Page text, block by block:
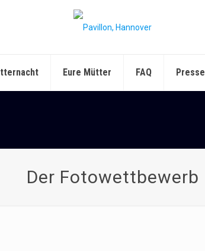
Eure Mütter FAQ Presse
Der Fotowettbewerb